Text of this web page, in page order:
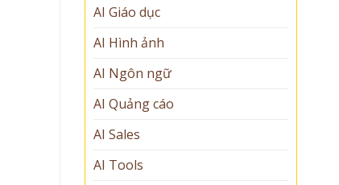
AI Giáo dục
AI Hình ảnh
AI Ngôn ngữ
AI Quảng cáo
AI Sales
AI Tools